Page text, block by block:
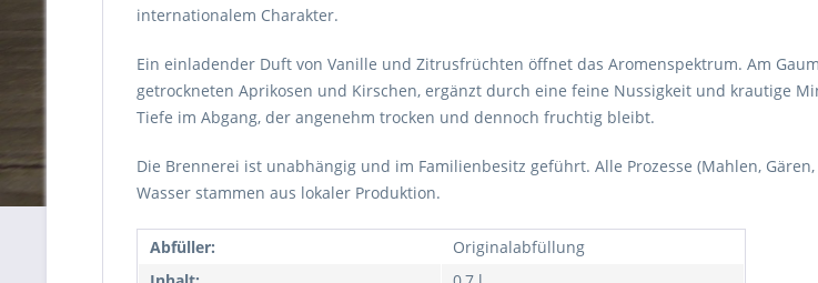
internationalem Charakter.
Ein einladender Duft von Vanille und Zitrusfrüchten öffnet das Aromenspektrum. Am
getrockneten Aprikosen und Kirschen, ergänzt durch eine feine Nussigkeit und krautige
Tiefe im Abgang, der angenehm trocken und dennoch fruchtig bleibt.
Die Brennerei ist unabhängig und im Familienbesitz geführt. Alle Prozesse (Mahlen,
Wasser stammen aus lokaler Produktion.
Abfüller:
Originalabfüllung